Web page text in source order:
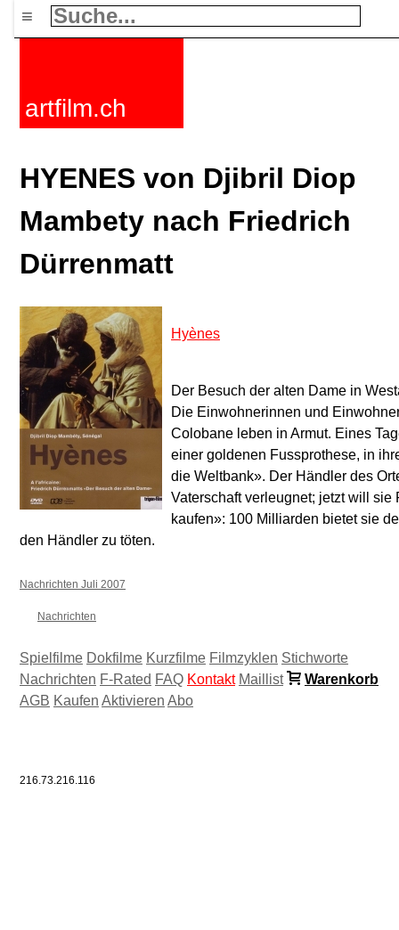
≡
artfilm.ch
HYENES von Djibril Diop
Mambety nach Friedrich
Dürrenmatt
Hyènes
Der Besuch der alten Dame in
Die Einwohnerinnen und
Colobane leben in Armut. Eines
einer goldenen Fussprothese, in
die Weltbank». Der Händler des
Vaterschaft verleugnet; jetzt will
kaufen»: 100 Milliarden bietet sie
den Händler zu töten.
Nachrichten Juli 2007
Nachrichten
Spielfilme Dokfilme Kurzfilme Filmzyklen Stichworte
Nachrichten F-Rated FAQ Kontakt Maillist
Warenkorb
AGB Kaufen Aktivieren Abo
216.73.216.116